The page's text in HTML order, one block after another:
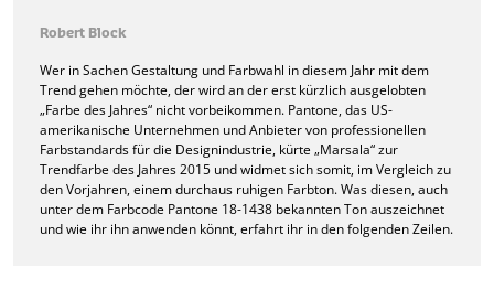
Robert Block
Wer in Sachen Gestaltung und Farbwahl in diesem Jahr mit dem
Trend gehen möchte, der wird an der erst kürzlich ausgelobten
„Farbe des Jahres“ nicht vorbeikommen. Pantone, das US-
amerikanische Unternehmen und Anbieter von professionellen
Farbstandards für die Designindustrie, kürte „Marsala“ zur
Trendfarbe des Jahres 2015 und widmet sich somit, im Vergleich zu
den Vorjahren, einem durchaus ruhigen Farbton. Was diesen, auch
unter dem Farbcode Pantone 18-1438 bekannten Ton auszeichnet
und wie ihr ihn anwenden könnt, erfahrt ihr in den folgenden Zeilen.